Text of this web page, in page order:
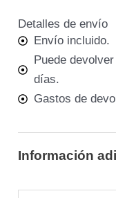
Detalles de envío
Envío incluido.
Puede
días.
Gastos de
Información